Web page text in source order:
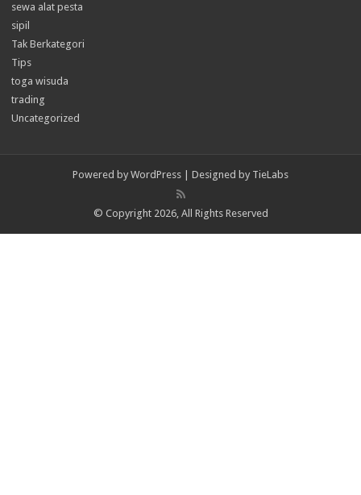
sewa alat pesta
sipil
Tak Berkategori
Tips
toga wisuda
trading
Uncategorized
Powered by WordPress | Designed by TieLabs
© Copyright 2026, All Rights Reserved